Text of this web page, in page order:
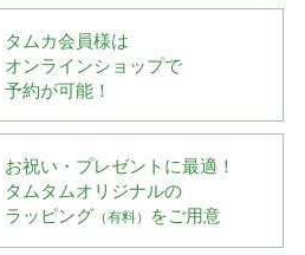
タムカ会員様は
オンラインショップで
予約が可能！
お祝い・プレゼントに最適！
タムタムオリジナルの
ラッピング （有料） をご用意